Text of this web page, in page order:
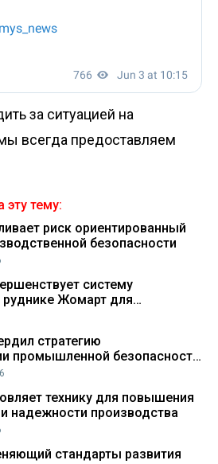
за ситуацией на
всегда предоставляем
эту тему:
риск ориентированный
безопасности
систему
руднике Жомарт для
стратегию
промышленной безопасности
технику для повышения
надежности производства
стандарты развития